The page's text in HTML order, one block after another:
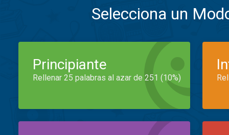
Selecciona un
Principiante
Rellenar 25 palabras al azar de 251 (10%)